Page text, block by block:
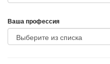
аша профессия